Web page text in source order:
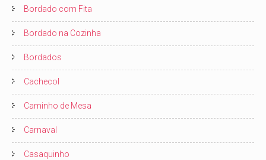
Bordado com Fita
Bordado na Cozinha
Bordados
Cachecol
Caminho de Mesa
Carnaval
Casaquinho